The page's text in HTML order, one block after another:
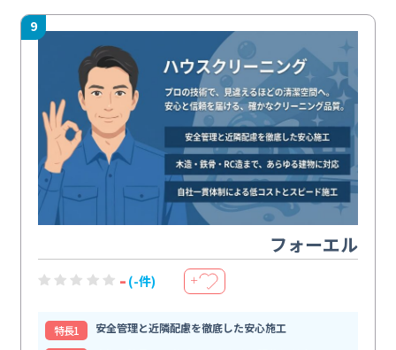
9
フォーエル
- (-件) ＋
特⻑1
安全管理と近隣配慮を徹底した安心施工